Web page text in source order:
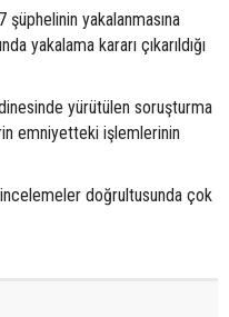
şüphelinin yakalanmasına
yakalama kararı çıkarıldığı
yürütülen soruşturma
emniyetteki işlemlerinin
doğrultusunda çok